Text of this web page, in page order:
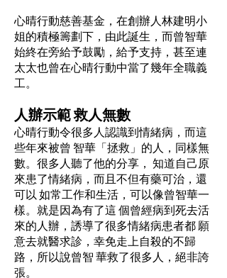
心晴行動慈善基金，在創辦人林建明小
姐的積極籌劃下，由此誕生，而曾智華
始終在旁給予鼓勵，給予支持，甚至連
太太也曾在心晴行動中當了幾年全職義
工。
人辦示範 救人無數
心晴行動令很多人認識到情緒病，而這
些年來被曾 智華「拯救」的人，同樣無
數。很多人聽了他的分享， 知道自己原
來患了情緒病，而且不但有藥可治，還
可以 如常工作和生活，可以像曾智華一
樣。就是因為有了這 個曾經病到死去活
來的人辦，誘導了很多情緒病患者都 願
意去就醫求診，幸免走上自殺的不歸
路，所以說曾智 華救了很多人，絕非誇
張。